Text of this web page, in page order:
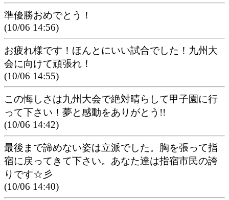
準優勝おめでとう！
(10/06 14:56)
お疲れ様です！ほんとにいい試合でした！九州大
会に向けて頑張れ！
(10/06 14:55)
この悔しさは九州大会で絶対晴らして甲子園に行
って下さい！夢と感動をありがとう!!
(10/06 14:42)
最後まで諦めない姿は立派でした。胸を張って指
宿に戻ってきて下さい。あなた達は指宿市民の誇
りです☆彡
(10/06 14:40)